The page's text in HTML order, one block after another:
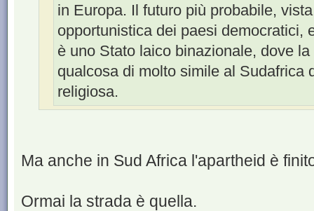
in Europa. Il futuro più probabile,
opportunistica dei paesi democratici,
è uno Stato laico binazionale, dove
qualcosa di molto simile al Sudafrica
religiosa.
Ma anche in Sud Africa l'apartheid è
Ormai la strada è quella.